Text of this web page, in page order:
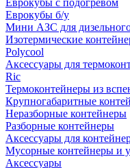
Еврокубы с подогревом
Еврокубы б/у
Мини АЗС для
Изотермические
Polycool
Аксессуары для
Ric
Термоконтейнеры из
Крупногабаритные
Неразборные контейнеры
Разборные контейнеры
Аксессуары для
Мусорные контейнеры и
Аксессуары